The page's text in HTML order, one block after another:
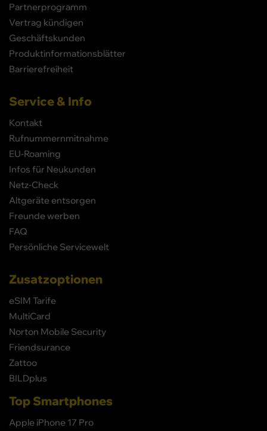
Partnerprogramm
Vertrag kündigen
Geschäftskunden
Produktinformationsblätter
Barrierefreiheit
Service & Info
Kontakt
Rufnummernmitnahme
EU-Roaming
Infos für Neukunden
Netz-Check
Altgeräte entsorgen
Freunde werben
FAQ
Persönliche Servicewelt
Zusatzoptionen
eSIM Tarife
MultiCard
Norton Mobile Security
Friendsurance
Zattoo
BILDplus
Top Smartphones
Apple iPhone 17 Pro